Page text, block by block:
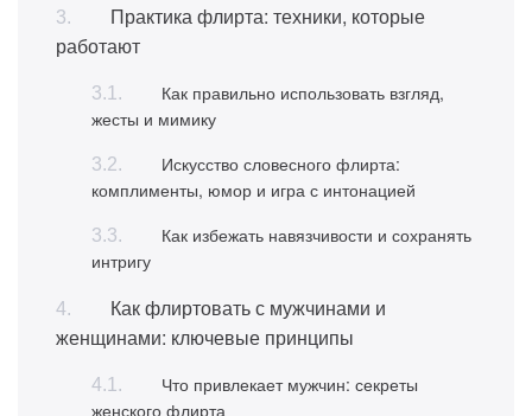
Практика флирта: техники, которые
работают
Как правильно использовать взгляд,
жесты и мимику
Искусство словесного флирта:
комплименты, юмор и игра с интонацией
Как избежать навязчивости и сохранять
интригу
Как флиртовать с мужчинами и
женщинами: ключевые принципы
Что привлекает мужчин: секреты
женского флирта